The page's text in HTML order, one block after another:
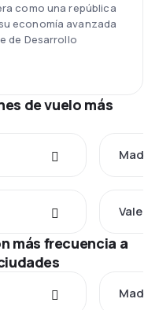
como una república
economía avanzada
de Desarrollo
de vuelo más
más frecuencia a